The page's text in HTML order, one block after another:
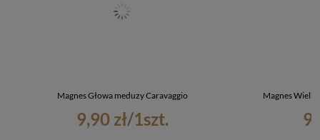
Magnes Głowa meduzy Caravaggio
9,90 zł/1szt.
Magnes Wielki